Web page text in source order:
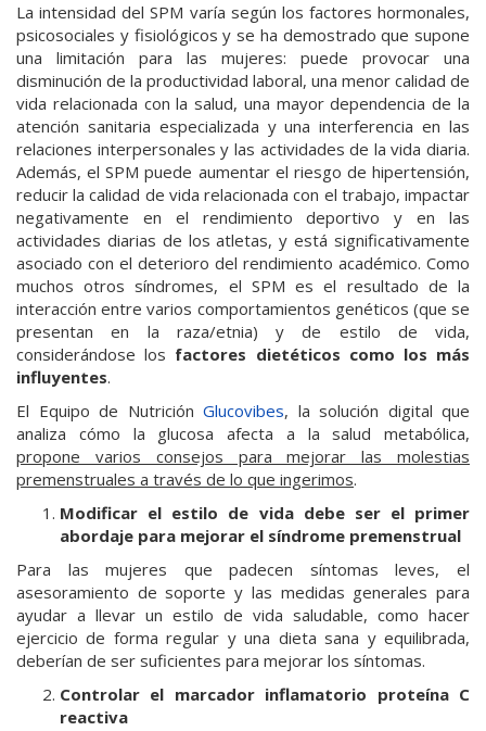
La intensidad del SPM varía según los factores hormonales,
psicosociales y fisiológicos y se ha demostrado que supone
una limitación para las mujeres: puede provocar una
disminución de la productividad laboral, una menor calidad de
vida relacionada con la salud, una mayor dependencia de la
atención sanitaria especializada y una interferencia en las
relaciones interpersonales y las actividades de la vida diaria.
Además, el SPM puede aumentar el riesgo de hipertensión,
reducir la calidad de vida relacionada con el trabajo, impactar
negativamente en el rendimiento deportivo y en las
actividades diarias de los atletas, y está significativamente
asociado con el deterioro del rendimiento académico. Como
muchos otros síndromes, el SPM es el resultado de la
interacción entre varios comportamientos genéticos (que se
presentan en la raza/etnia) y de estilo de vida,
considerándose los factores dietéticos como los más
influyentes.
El Equipo de Nutrición Glucovibes, la solución digital que
analiza cómo la glucosa afecta a la salud metabólica,
propone varios consejos para mejorar las molestias
premenstruales a través de lo que ingerimos.
Modificar el estilo de vida debe ser el primer
abordaje para mejorar el síndrome premenstrual
Para las mujeres que padecen síntomas leves, el
asesoramiento de soporte y las medidas generales para
ayudar a llevar un estilo de vida saludable, como hacer
ejercicio de forma regular y una dieta sana y equilibrada,
deberían de ser suficientes para mejorar los síntomas.
Controlar el marcador inflamatorio proteína C
reactiva